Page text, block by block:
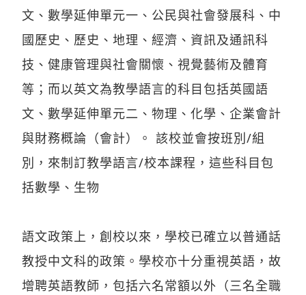
文、數學延伸單元一、公民與社會發展科、中
國歷史、歷史、地理、經濟、資訊及通訊科
技、健康管理與社會關懷、視覺藝術及體育
等；而以英文為教學語言的科目包括英國語
文、數學延伸單元二、物理、化學、企業會計
與財務概論（會計）。 該校並會按班別/組
別，來制訂教學語言/校本課程，這些科目包
括數學、生物
語文政策上，創校以來，學校已確立以普通話
教授中文科的政策。學校亦十分重視英語，故
增聘英語教師，包括六名常額以外（三名全職